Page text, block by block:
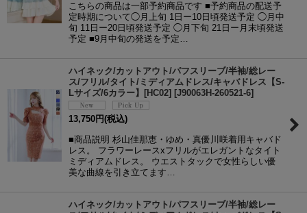
こちらの商品は一部予約商品です ■予約商品の配送予
定時期について◯月上旬 1日ー10日頃発送予定 ◯月中
旬 11日ー20日頃発送予定 ◯月下旬 21日ー月末頃発送
予定 ■9月中旬の発送を予定…
ハイネック/カットアウト/パフスリーブ/半袖/総レー
ス/フリル/タイト/ミディアムドレス/キャバドレス【S-
Lサイズ/6カラー】[HC02] [J90063H-260521-6]
13,750円(税込)
■商品説明 杉山佳那恵・ゆめ・真優川咲着用キャバド
レス。 フラワーレースxフリルがエレガントなタイト
ミディアムドレス。 ウエストタックで女性らしい優
美な曲線を引き立てます…
ハイネック/カットアウト/パフスリーブ/半袖/総レー